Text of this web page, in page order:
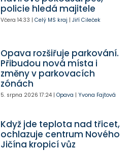
policie hledá majitele
Včera 14:33 | Celý MS kraj | Jiří Cileček
Opava rozšiřuje parkování.
Přibudou nová místa i
změny v parkovacích
zónách
5. srpna 2026 17:24| Opava | Yvona Fajtová
Když jde teplota nad třicet,
ochlazuje centrum Nového
Jičína kropicí vůz